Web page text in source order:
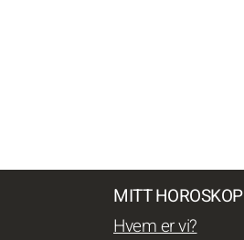
MITT HOROSKOP
Hvem er vi?